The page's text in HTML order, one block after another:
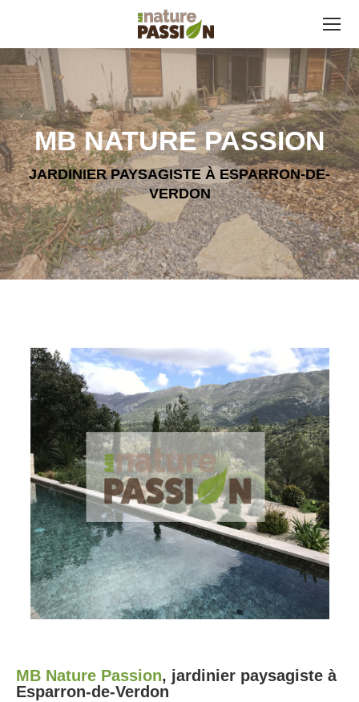
MB NATURE PASSION
JARDINIER PAYSAGISTE À ESPARRON-DE-
VERDON
MB Nature Passion, jardinier paysagiste à
Esparron-de-Verdon